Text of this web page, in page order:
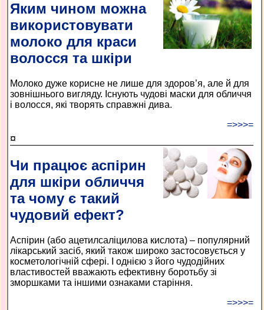
Яким чином можна
використовувати
молоко для краси
волосся та шкіри
Молоко дуже корисне не лише для здоров’я, але й для
зовнішнього вигляду. Існують чудові маски для обличчя
і волосся, які творять справжні дива.
=>>>=
¤
Чи працює аспірин
для шкіри обличчя
та чому є такий
чудовий ефект?
Аспірин (або ацетилсаліцилова кислота) – популярний
лікарський засіб, який також широко застосовується у
косметологічній сфері. І однією з його чудодійних
властивостей вважають ефективну боротьбу зі
зморшками та іншими ознаками старіння.
=>>>=